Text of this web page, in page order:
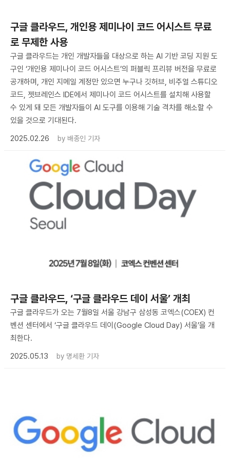
구글 클라우드, 개인용 제미나이 코드 어시스트 무료
로 무제한 사용
구글 클라우드는 개인 개발자들을 대상으로 하는 AI 기반 코딩 지원 도
구인 ‘개인용 제미나이 코드 어시스트’의 퍼블릭 프리뷰 버전을 무료로
공개하며, 개인 지메일 계정만 있으면 누구나 깃허브, 비주얼 스튜디오
코드, 젯브레인스 IDE에서 제미나이 코드 어시스트를 설치해 사용할
수 있게 돼 모든 개발자들이 AI 도구를 이용해 기술 격차를 해소할 수
있을 것으로 기대된다.
2025.02.26
by 배종인 기자
구글 클라우드, ‘구글 클라우드 데이 서울’ 개최
구글 클라우드가 오는 7월8일 서울 강남구 삼성동 코엑스(COEX) 컨
벤션 센터에서 ‘구글 클라우드 데이(Google Cloud Day) 서울’을 개
최한다.
2025.05.13
by 명세환 기자